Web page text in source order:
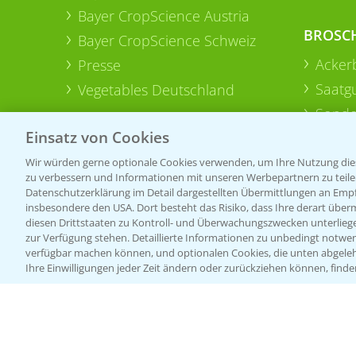
Bayer CropScience Austria
Bayer CropScience Schweiz
Presse
Vegetables Deutschland
Einsatz von Cookies
Wir würden gerne optionale Cookies verwenden, um Ihre Nutzung
zu verbessern und Informationen mit unseren Werbepartnern zu
Datenschutzerklärung im Detail dargestellten Übermittlungen an
insbesondere den USA. Dort besteht das Risiko, dass Ihre derart
diesen Drittstaaten zu Kontroll- und Überwachungszwecken
zur Verfügung stehen. Detaillierte Informationen zu unbedingt
verfügbar machen können, und optionalen Cookies, die unten
Ihre Einwilligungen jeder Zeit ändern oder zurückziehen können,